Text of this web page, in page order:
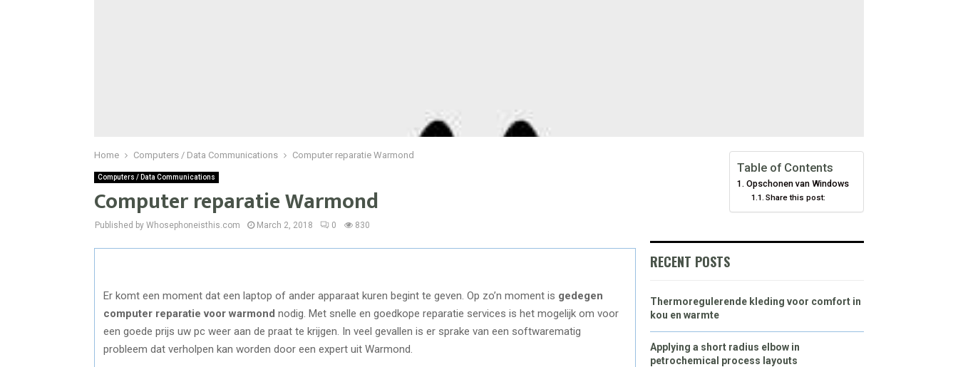
Home Computers / Data Communications Computer reparatie Warmond
Computers / Data Communications
Computer reparatie Warmond
Published by Whosephoneisthis.com March 2, 2018 0 830
Er komt een moment dat een laptop of ander apparaat kuren begint te geven. Op zo’n moment is gedegen
computer reparatie voor warmond nodig. Met snelle en goedkope reparatie services is het mogelijk om voor
een goede prijs uw pc weer aan de praat te krijgen. In veel gevallen is er sprake van een softwarematig
probleem dat verholpen kan worden door een expert uit Warmond.
Table of Contents
Opschonen van Windows
Share this post:
RECENT POSTS
Thermoregulerende kleding voor comfort in
kou en warmte
Applying a short radius elbow in
petrochemical process layouts